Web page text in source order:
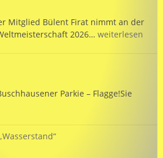
Mitglied Bülent Firat nimmt an der
2026… Bülent
für
weiterlesen
Parkie – Flagge!Sie